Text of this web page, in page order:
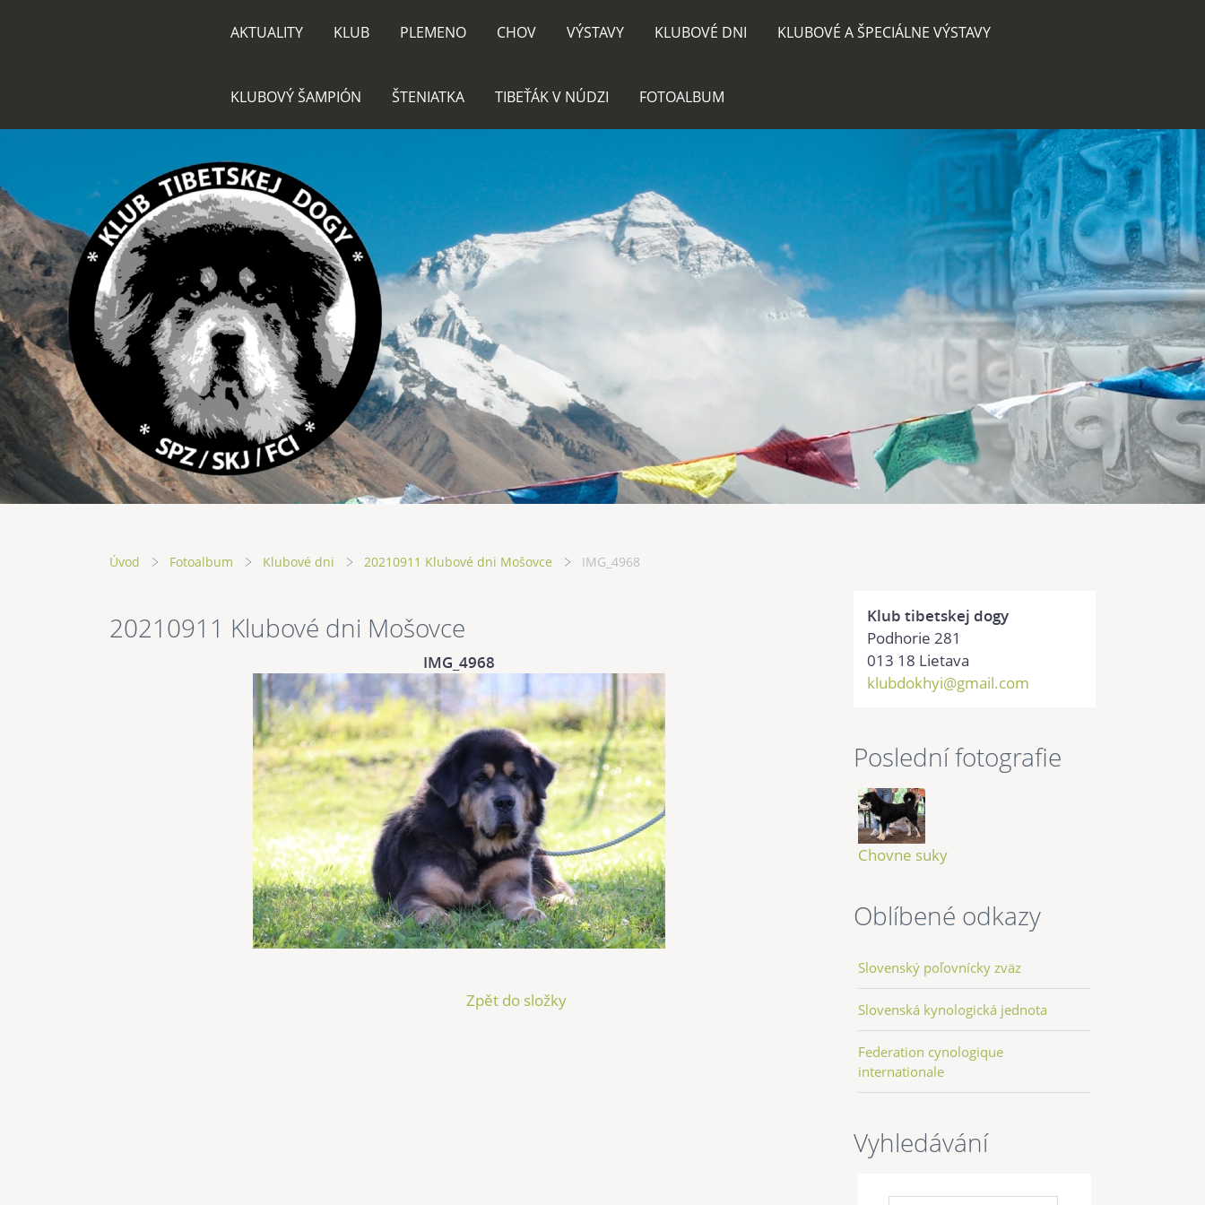
AKTUALITY KLUB PLEMENO CHOV VÝSTAVY KLUBOVÉ DNI KLUBOVÉ A ŠPECIÁLNE VÝSTAVY
KLUBOVÝ ŠAMPIÓN ŠTENIATKA TIBEŤÁK V NÚDZI FOTOALBUM
Úvod Fotoalbum Klubové dni 20210911 Klubové dni Mošovce IMG_4968
20210911 Klubové dni Mošovce
IMG_4968
Zpět do složky
Klub tibetskej dogy
Podhorie 281
013 18 Lietava
klubdokhyi@gmail.com
Poslední fotografie
Chovne suky
Oblíbené odkazy
Slovenský poľovnícky zväz
Slovenská kynologická jednota
Federation cynologique
internationale
Vyhledávání